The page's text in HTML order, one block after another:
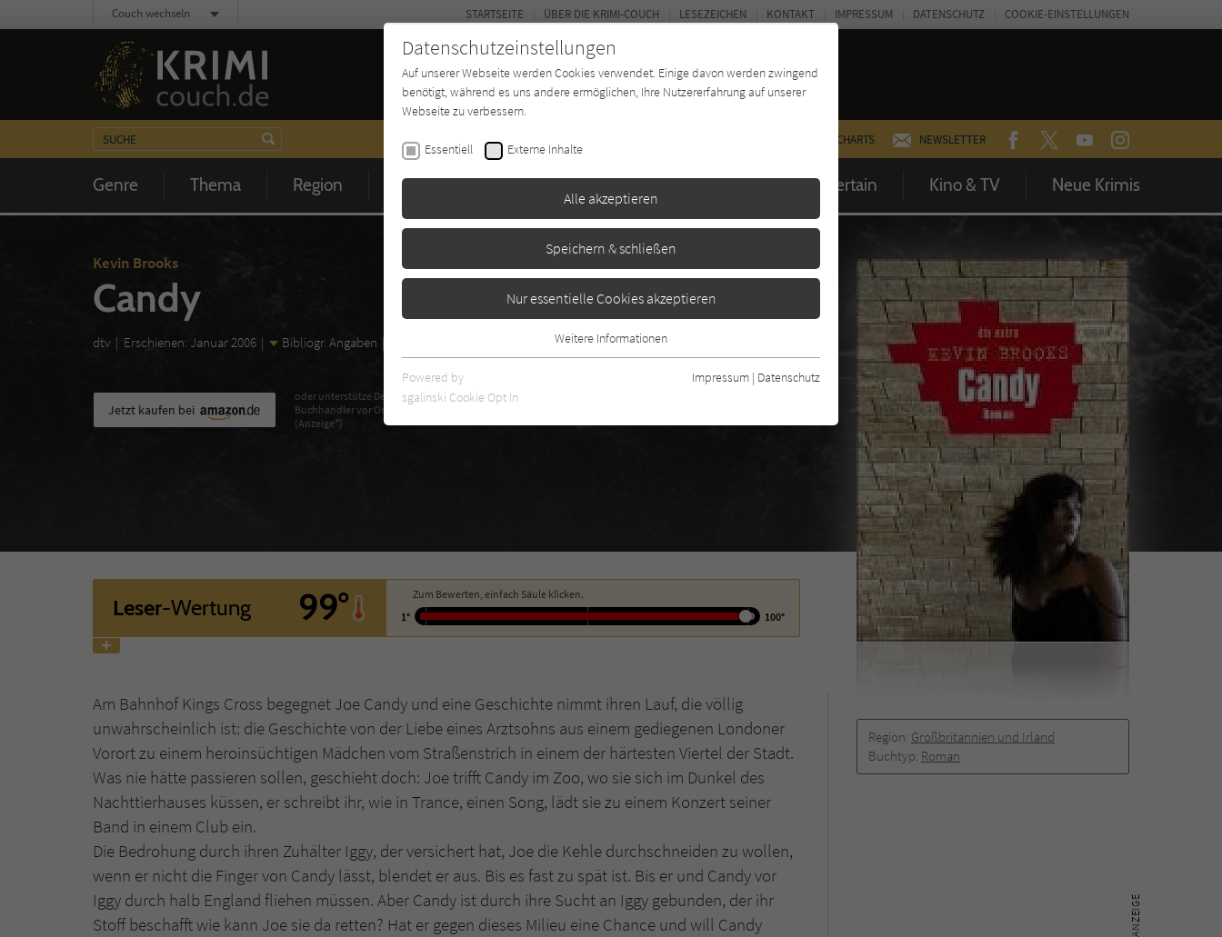
CHARTS NEWSLETTER FACEBOOKTWITTERYOUTUBEINSTAGRAM
Genre Thema Region Zeit Buchtyp Autor*in Magazin Entertain Kino & TV Neue Krimis
STARTSEITE ÜBER DIE KRIMI-COUCH LESEZEICHEN KONTAKT IMPRESSUM DATENSCHUTZ COOKIE-EINSTELLUNGEN
Couch wechseln
Kevin Brooks
Candy
dtv Erschienen: Januar 2006 Bibliogr. Angaben
Region: Großbritannien und Irland
Buchtyp: Roman
Jetzt kaufen bei
oder unterstütze Deinen
Buchhändler vor Ort
(Anzeige*)
Leser-Wertung 99°
Zum Bewerten, einfach Säule klicken.
1°
100°
Am Bahnhof Kings Cross begegnet Joe Candy und eine Geschichte nimmt ihren Lauf, die völlig
unwahrscheinlich ist: die Geschichte von der Liebe eines Arztsohns aus einem gediegenen Londoner
Vorort zu einem heroinsüchtigen Mädchen vom Straßenstrich in einem der härtesten Viertel der Stadt.
Was nie hätte passieren sollen, geschieht doch: Joe trifft Candy im Zoo, wo sie sich im Dunkel des
Nachttierhauses küssen, er schreibt ihr, wie in Trance, einen Song, lädt sie zu einem Konzert seiner
Band in einem Club ein.
Die Bedrohung durch ihren Zuhälter Iggy, der versichert hat, Joe die Kehle durchschneiden zu wollen,
wenn er nicht die Finger von Candy lässt, blendet er aus. Bis es fast zu spät ist. Bis er und Candy vor
Iggy durch halb England fliehen müssen. Aber Candy ist durch ihre Sucht an Iggy gebunden, der ihr
Stoff beschafft wie kann Joe sie da retten? Hat er gegen dieses Milieu eine Chance und will Candy
Datenschutzeinstellungen
Auf unserer Webseite werden Cookies verwendet. Einige davon werden zwingend
benötigt, während es uns andere ermöglichen, Ihre Nutzererfahrung auf unserer
Webseite zu verbessern.
Essentiell Externe Inhalte
Alle akzeptieren
Speichern & schließen
Nur essentielle Cookies akzeptieren
Essentielle Cookies werden für grundlegende Funktionen der Webseite
benötigt. Dadurch ist gewährleistet, dass die Webseite einwandfrei
funktioniert.
Zweck
Verwendung von Cookies auf dieser Website zu
speichern.
Anbieter Literatur-Couch Medien GmbH & Co. KG
Laufzeit 1 Jahr
Zweck Cookie für die Bewertung einzelner Buchtitel
Name tx_pwcomments_ahash
Anbieter Literatur-Couch Medien GmbH & Co. KG
hl=de).
Weitere Informationen
Powered by
sgalinski Cookie Opt In
Impressum | Datenschutz